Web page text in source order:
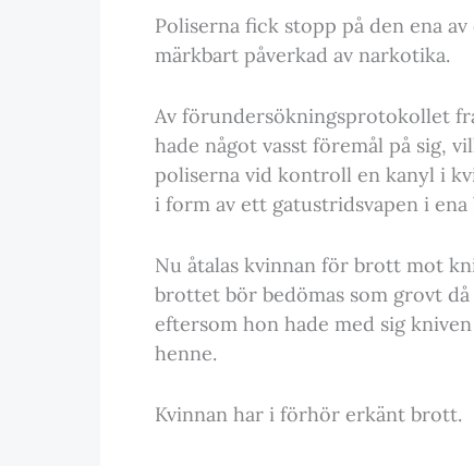
Poliserna fick stopp på den ena
märkbart påverkad av narkotika.
Av förundersökningsprotokollet
hade något vasst föremål på sig,
poliserna vid kontroll en kanyl i
i form av ett gatustridsvapen i ena
Nu åtalas kvinnan för brott mot
brottet bör bedömas som grovt
eftersom hon hade med sig
henne.
Kvinnan har i förhör erkänt brott.